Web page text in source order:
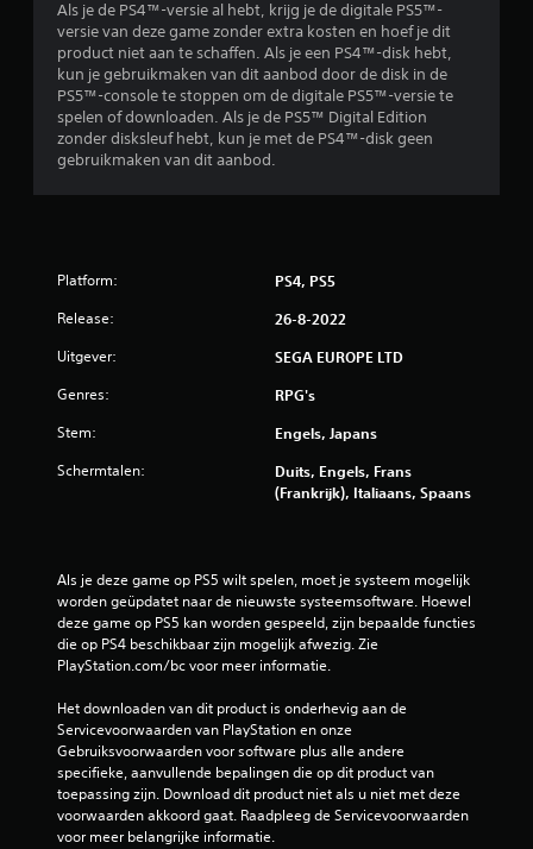
Als je de PS4™-versie al hebt, krijg je de digitale PS5™-
versie van deze game zonder extra kosten en hoef je dit
product niet aan te schaffen. Als je een PS4™-disk hebt,
kun je gebruikmaken van dit aanbod door de disk in de
PS5™-console te stoppen om de digitale PS5™-versie te
spelen of downloaden. Als je de PS5™ Digital Edition
zonder disksleuf hebt, kun je met de PS4™-disk geen
gebruikmaken van dit aanbod.
Platform: PS4, PS5
Release: 26-8-2022
Uitgever: SEGA EUROPE LTD
Genres: RPG's
Stem: Engels, Japans
Schermtalen:
Duits, Engels, Frans
(Frankrijk), Italiaans, Spaans
Als je deze game op PS5 wilt spelen, moet je systeem mogelijk
worden geüpdatet naar de nieuwste systeemsoftware. Hoewel
deze game op PS5 kan worden gespeeld, zijn bepaalde functies
die op PS4 beschikbaar zijn mogelijk afwezig. Zie
PlayStation.com/bc voor meer informatie.
Het downloaden van dit product is onderhevig aan de
Servicevoorwaarden van PlayStation en onze
Gebruiksvoorwaarden voor software plus alle andere
specifieke, aanvullende bepalingen die op dit product van
toepassing zijn. Download dit product niet als u niet met deze
voorwaarden akkoord gaat. Raadpleeg de Servicevoorwaarden
voor meer belangrijke informatie.